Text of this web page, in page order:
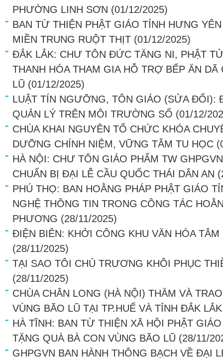
PHƯỜNG LINH SƠN (01/12/2025)
BAN TỪ THIỆN PHẬT GIÁO TỈNH HƯNG
MIỀN TRUNG RUỘT THỊT (01/12/2025)
ĐẮK LẮK: CHƯ TÔN ĐỨC TĂNG NI, PHẬT
THANH HÓA THAM GIA HỖ TRỢ BẾP ĂN DÃ
LŨ (01/12/2025)
LUẬT TÍN NGƯỠNG, TÔN GIÁO (SỬA ĐỔI):
QUẢN LÝ TRÊN MÔI TRƯỜNG SỐ (01/12/
CHÙA KHAI NGUYÊN TỔ CHỨC KHÓA
DƯỠNG CHÍNH NIỆM, VỮNG TÂM TU HỌC
HÀ NỘI: CHƯ TÔN GIÁO PHẨM TW
CHUẨN BỊ ĐẠI LỄ CẦU QUỐC THÁI DÂN AN
PHÚ THỌ: BAN HOẰNG PHÁP PHẬT GIÁO
NGHỆ THÔNG TIN TRONG CÔNG TÁC
PHƯƠNG (28/11/2025)
ĐIỆN BIÊN: KHỞI CÔNG KHU VĂN HÓA
(28/11/2025)
TẠI SAO TÔI CHỦ TRƯƠNG KHÔI PHỤC
(28/11/2025)
CHÙA CHÂN LONG (HÀ NỘI) THĂM VÀ
VÙNG BÃO LŨ TẠI TP.HUẾ VÀ TỈNH ĐẮK LẮK
HÀ TĨNH: BAN TỪ THIỆN XÃ HỘI PHẬT
TẶNG QUÀ BÀ CON VÙNG BÃO LŨ (28/11/
GHPGVN BAN HÀNH THÔNG BẠCH VỀ ĐẠI